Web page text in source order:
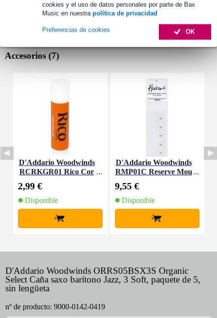
cookies y el uso de datos personales por parte de Bax
Music en nuestra política de privacidad
OK
Preferencias de cookies
Accesorios (7)
D'Addario Woodwinds
RCRKGR01 Rico Cor
2,99 €
Disponible
+
D'Addario Woodwinds
RMP01C Reserve Mou
(Pack of 5)
9,55 €
Disponible
+
D'Addario Woodwinds ORRS05BSX3S Organic
Select Caña saxo barítono Jazz, 3 Soft, paquete de 5,
sin lengüeta
nº de producto: 9000-0142-0419